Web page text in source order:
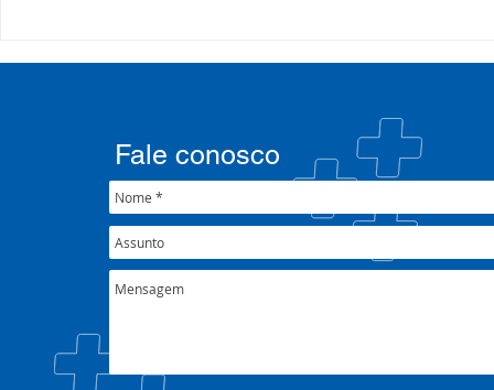
formação sobre saúde
crise climática
SETEC,
CIB/RS
Fale conosco